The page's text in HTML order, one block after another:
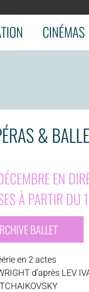
CINÉMAS
&
EN
À PARTIR DU
BALLET
en 2 actes
d’après LEV